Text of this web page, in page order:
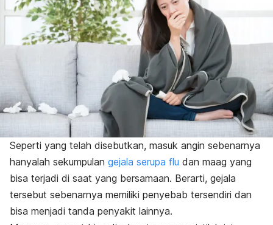
Seperti yang telah disebutkan, masuk angin sebenarnya
hanyalah sekumpulan gejala serupa flu dan maag yang
bisa terjadi di saat yang bersamaan. Berarti, gejala
tersebut sebenarnya memiliki penyebab tersendiri dan
bisa menjadi tanda penyakit lainnya.